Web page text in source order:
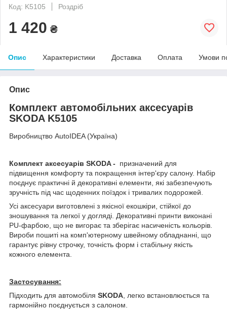
Код: K5105
Роздріб
1 420 ₴
Опис Характеристики Доставка Оплата Умови
Опис
Комплект автомобільних аксесуарів
SKODA K5105
Виробництво AutoIDEA (Україна)
Комплект аксесуарів SKODA -
призначений для
підвищення комфорту та покращення інтер'єру салону. Набір
поєднує практичні й декоративні елементи, які забезпечують
зручність під час щоденних поїздок і тривалих​ подорожей.
Усі аксесуари виготовлені з якісної екошкіри, стійкої до
зношування та легкої у догляді. Декоративні принти виконані
PU-фарбою, що не вигорає та зберігає насиченість кольорів.
Вироби пошиті на комп'ютерному швейному обладнанні, що
гарантує рівну строчку, точність форм і стабільну якість
кожного елемента.
Застосування:
Підходить для автомобіля SKODA, легко встановлюється та
гармонійно поєднується з салоном.